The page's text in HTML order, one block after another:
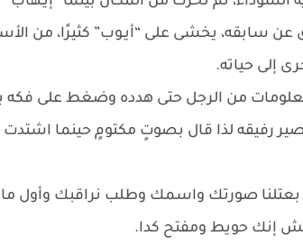
سابقه، يخشى على “أيـوب” كثيرًا، من
إلى حياته.
معلومات من الرجل حتى هدده وضغط على فكه
رفيقه لذا قال بصوتٍ مكتومٍ حينما اشتدت
بعتلنا صورتك واسمك وطلب نراقبك وأول
إنك حويط ومفتح كدا.